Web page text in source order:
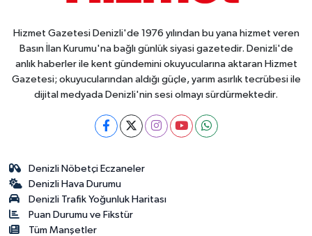
Hizmet Gazetesi Denizli'de 1976 yılından bu yana hizmet veren
Basın İlan Kurumu'na bağlı günlük siyasi gazetedir. Denizli'de
anlık haberler ile kent gündemini okuyucularına aktaran Hizmet
Gazetesi; okuyucularından aldığı güçle, yarım asırlık tecrübesi ile
dijital medyada Denizli'nin sesi olmayı sürdürmektedir.
Denizli Nöbetçi Eczaneler
Denizli Hava Durumu
Denizli Trafik Yoğunluk Haritası
Puan Durumu ve Fikstür
Tüm Manşetler